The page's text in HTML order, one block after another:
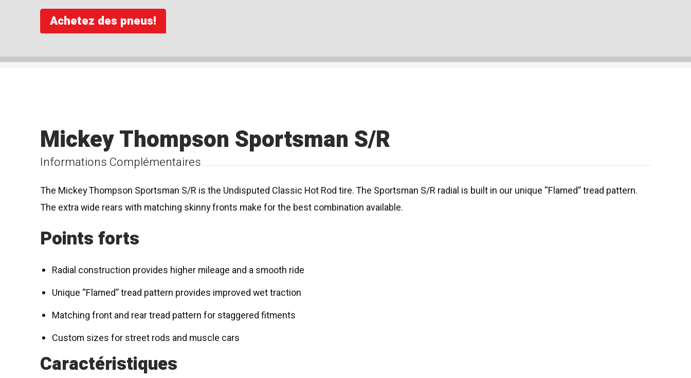
Achetez des pneus!
Informations Complémentaires
Mickey Thompson Sportsman S/R
The Mickey Thompson Sportsman S/R is the Undisputed Classic Hot Rod tire. The Sportsman S/R radial is built in our unique “Flamed” tread pattern.
The extra wide rears with matching skinny fronts make for the best combination available.
Points forts
Radial construction provides higher mileage and a smooth ride
Unique “Flamed” tread pattern provides improved wet traction
Matching front and rear tread pattern for staggered fitments
Custom sizes for street rods and muscle cars
Caractéristiques